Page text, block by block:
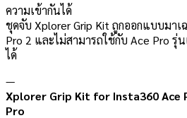
ความเข้ากันได้
ชุดจับ Xplorer Grip Kit ถูกออกแบบมา
Pro 2 และไม่สามารถใช้กับ Ace Pro
ได้
—
Xplorer Grip Kit for Insta360 Ace
Pro